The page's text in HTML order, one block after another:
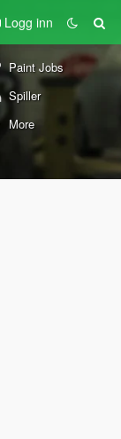
Logg inn
Paint Jobs
Spiller
More